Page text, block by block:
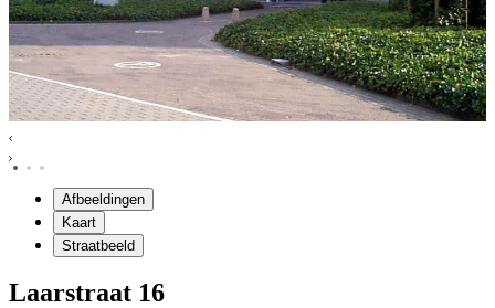
Afbeeldingen
Kaart
Straatbeeld
Laarstraat 16